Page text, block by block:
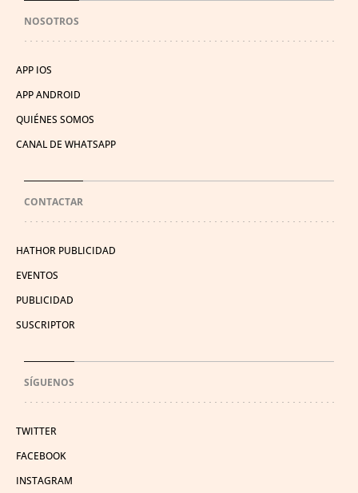
NOSOTROS
APP IOS
APP ANDROID
QUIÉNES SOMOS
CANAL DE WHATSAPP
CONTACTAR
HATHOR PUBLICIDAD
EVENTOS
PUBLICIDAD
SUSCRIPTOR
SÍGUENOS
TWITTER
FACEBOOK
INSTAGRAM